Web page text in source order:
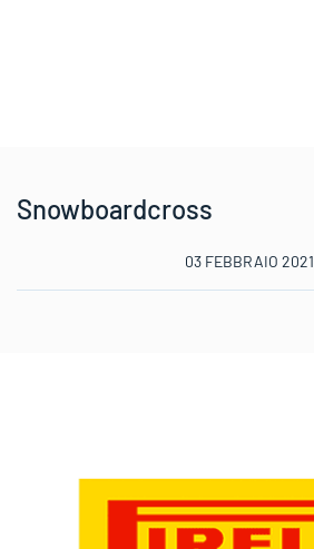
Snowboardcross
03 FEBBRAIO 2021